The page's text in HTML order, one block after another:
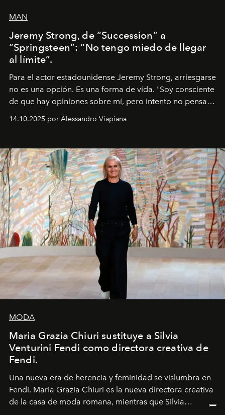
MAN
Jeremy Strong, de “Succession” a
“Springsteen”: “No tengo miedo de llegar
al límite”.
Para el actor estadounidense Jeremy Strong, arriesgarse
no es una opción. Es una forma de vida. "Soy consciente
de que hay opiniones sobre mí, pero intento no pensar
demasiado en cómo me perciben. Creo que es una
pérdida de tiempo", afirma.
14.10.2025 por Alessandro Viapiana
MODA
Maria Grazia Chiuri sustituye a Silvia
Venturini Fendi como directora creativa de
Fendi.
Una nueva era de herencia y feminidad se vislumbra en
Fendi. Maria Grazia Chiuri es la nueva directora creativa
de la casa de moda romana, mientras que Silvia